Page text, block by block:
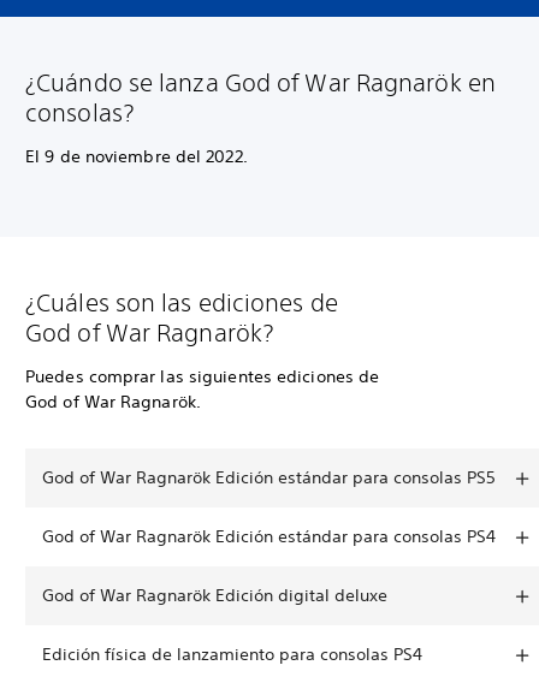
¿Cuándo se lanza God of War Ragnarök en
consolas?
El 9 de noviembre del 2022.
¿Cuáles son las ediciones de
God of War Ragnarök?
Puedes comprar las siguientes ediciones de
God of War Ragnarök.
God of War Ragnarök Edición estándar para consolas PS5
God of War Ragnarök Edición estándar para consolas PS4
God of War Ragnarök Edición digital deluxe
Edición física de lanzamiento para consolas PS4